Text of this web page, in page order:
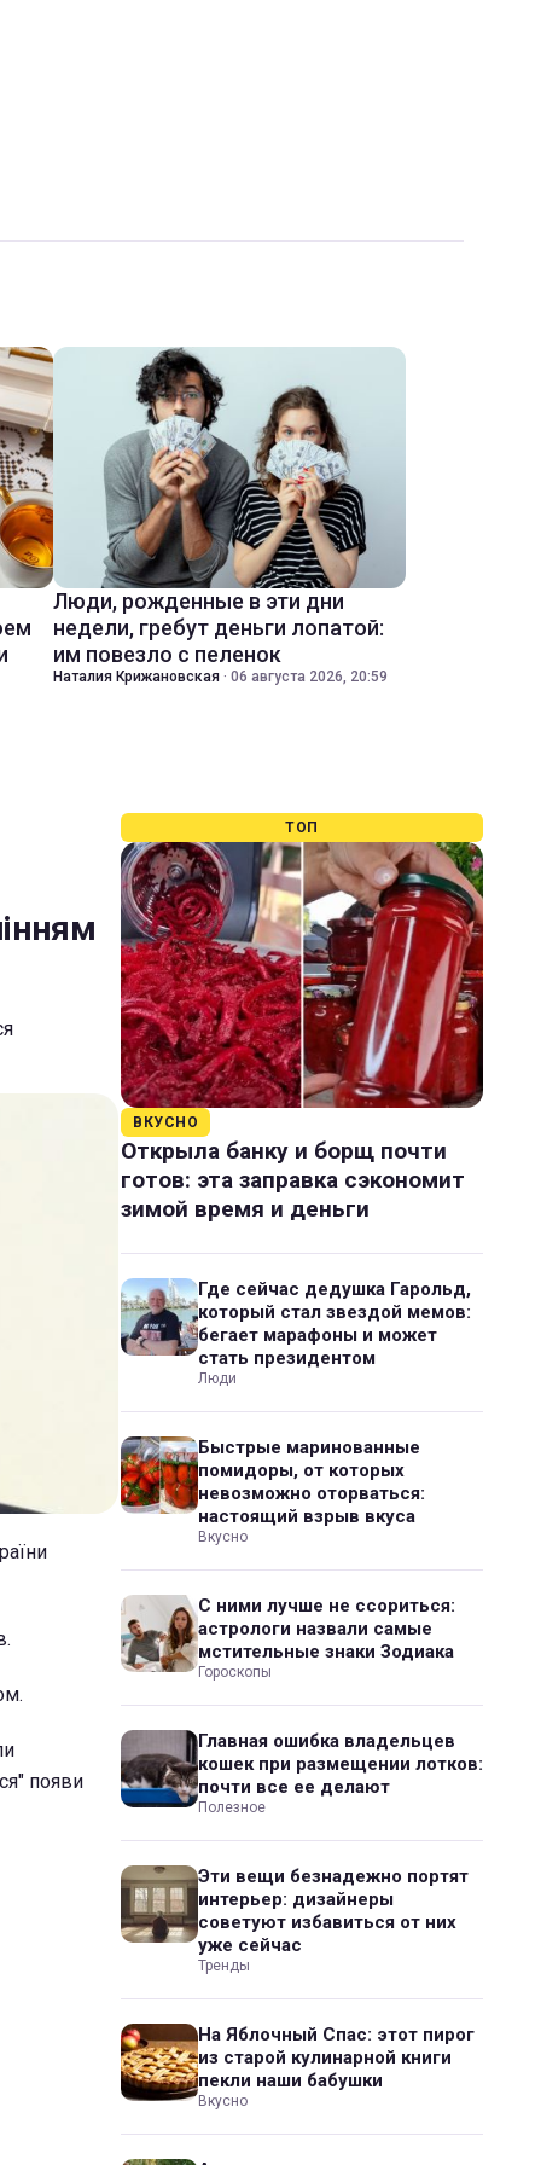
Люди, рожденные в эти дни
недели, гребут деньги лопатой:
им повезло с пеленок
Наталия Крижановская · 06 августа 2026, 20:59
появи
ТОП
ВКУСНО
Открыла банку и борщ почти
готов: эта заправка сэкономит
зимой время и деньги
Где сейчас дедушка Гарольд,
который стал звездой мемов:
бегает марафоны и может
стать президентом
Люди
Быстрые маринованные
помидоры, от которых
невозможно оторваться:
настоящий взрыв вкуса
Вкусно
С ними лучше не ссориться:
астрологи назвали самые
мстительные знаки Зодиака
Гороскопы
Главная ошибка владельцев
кошек при размещении лотков:
почти все ее делают
Полезное
Эти вещи безнадежно портят
интерьер: дизайнеры
советуют избавиться от них
уже сейчас
Тренды
На Яблочный Спас: этот пирог
из старой кулинарной книги
пекли наши бабушки
Вкусно